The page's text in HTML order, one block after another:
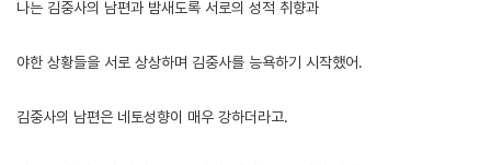
나는 김중사의 남편과 밤새도록 서로의 성적 취향과
야한 상황들을 서로 상상하며 김중사를 능욕하기 시작했어.
김중사의 남편은 네토성향이 매우 강하더라고.